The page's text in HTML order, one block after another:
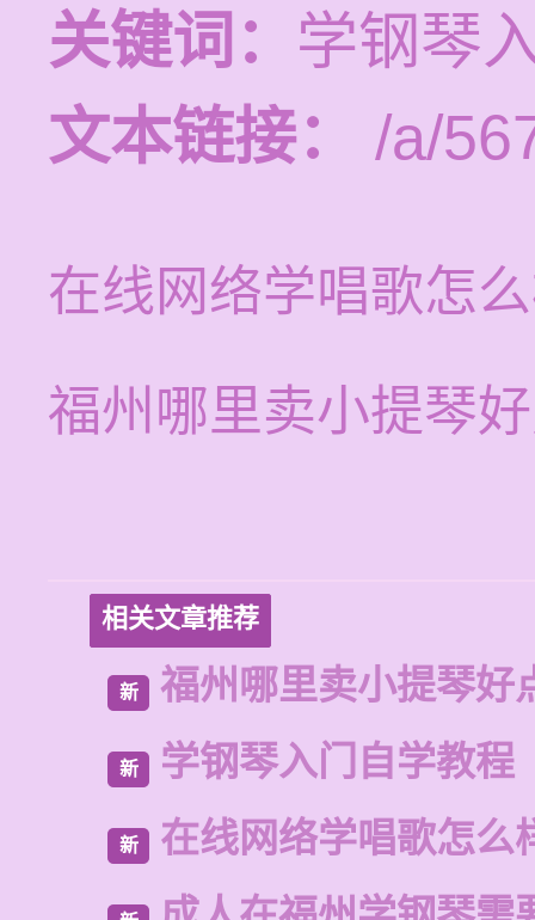
关键词： 学钢琴
文本链接：
/a/
在线网络学唱歌怎
福州哪里卖小提琴
相关文章推荐
新 福州哪里卖小提琴好
新 学钢琴入门自学教程
新 在线网络学唱歌怎么